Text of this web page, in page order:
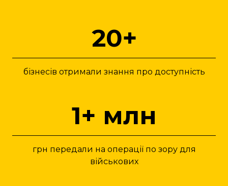
20+
бізнесів отримали знання про доступність
1+ млн
грн передали на операції по зору для
військових